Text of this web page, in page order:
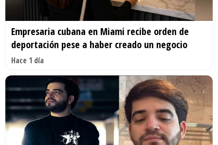
Empresaria cubana en Miami recibe orden de
deportación pese a haber creado un negocio
Hace 1 día